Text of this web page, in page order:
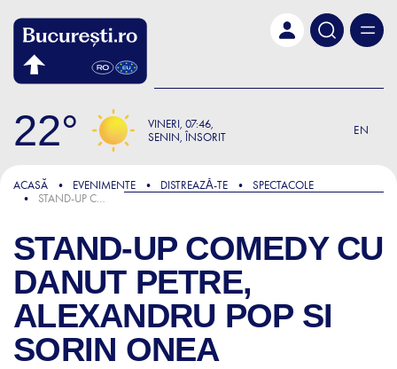
22 VINERI 07:46
SENIN, ÎNSORIT
EN
ACASĂ EVENIMENTE DISTREAZǍ-TE
SPECTACOLE
STAND-UP COMEDY CU DANUT PETRE, ALEXANDRU POP SI SORIN ONEA
STAND-UP COMEDY CU
DANUT PETRE,
ALEXANDRU POP SI
SORIN ONEA